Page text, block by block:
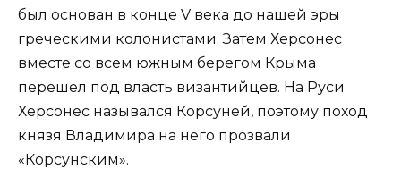
был основан в конце V века до нашей эры
греческими колонистами. Затем Херсонес
вместе со всем южным берегом Крыма
перешел под власть византийцев. На Руси
Херсонес назывался Корсуней, поэтому поход
князя Владимира на него прозвали
«Корсунским».